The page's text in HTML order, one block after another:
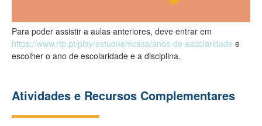
Para poder assistir a aulas anteriores, deve entrar em
https://www.rtp.pt/play/estudoemcasa/anos-de-escolaridade e
escolher o ano de escolaridade e a disciplina.
Atividades e Recursos Complementares